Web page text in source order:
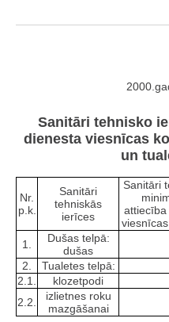
Sanitāri tehnisko
dienesta viesnīcas
un
Nr.
p.k.
Sanitāri
tehniskās
ierīces
Sanitāri
attiecība
1.
Dušas telpā:
dušas
2.
Tualetes telpā:
2.1.
klozetpodi
2.2.
izlietnes roku
mazgāšanai